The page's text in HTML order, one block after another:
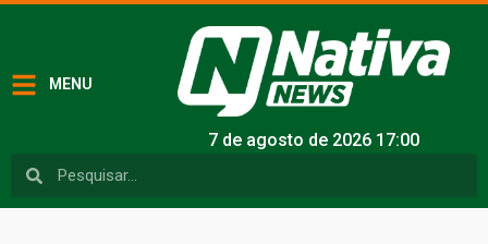
MENU
7 de agosto de 2026 17:00